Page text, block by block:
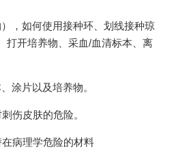
，如何使用接种环、划线接种琼
打开培养物、采血/血清标本、离
涂片以及培养物。
伤皮肤的危险。
病理学危险的材料